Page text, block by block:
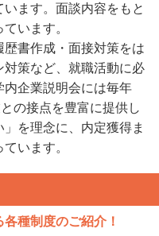
ます。面談内容をもと
います。
書作成・面接対策をは
対策など、就職活動に必
企業説明会には毎年
の接点を豊富に提供し
を理念に、内定獲得ま
います。
種制度のご紹介！